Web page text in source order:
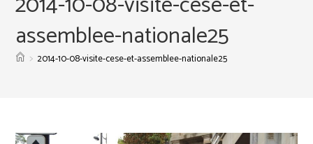
assemblee-nationale25
> 2014-10-08-visite-cese-et-assemblee-nationale25